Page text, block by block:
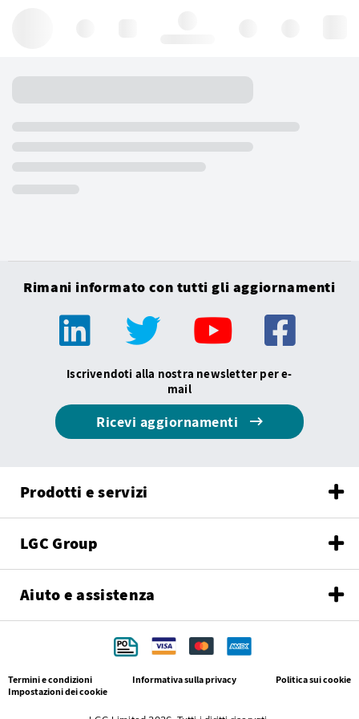
Rimani informato con tutti gli aggiornamenti
Iscrivendoti alla nostra newsletter per e-
mail
Ricevi aggiornamenti
Prodotti e servizi
LGC Group
Aiuto e assistenza
Termini e condizioni Informativa sulla privacy
Politica sui cookie
Impostazioni dei cookie